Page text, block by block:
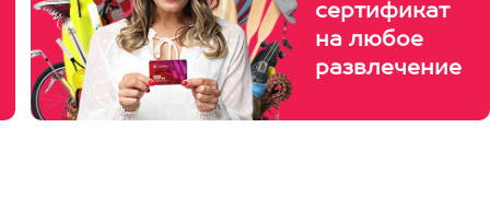
сертификат
на любое
развлечение